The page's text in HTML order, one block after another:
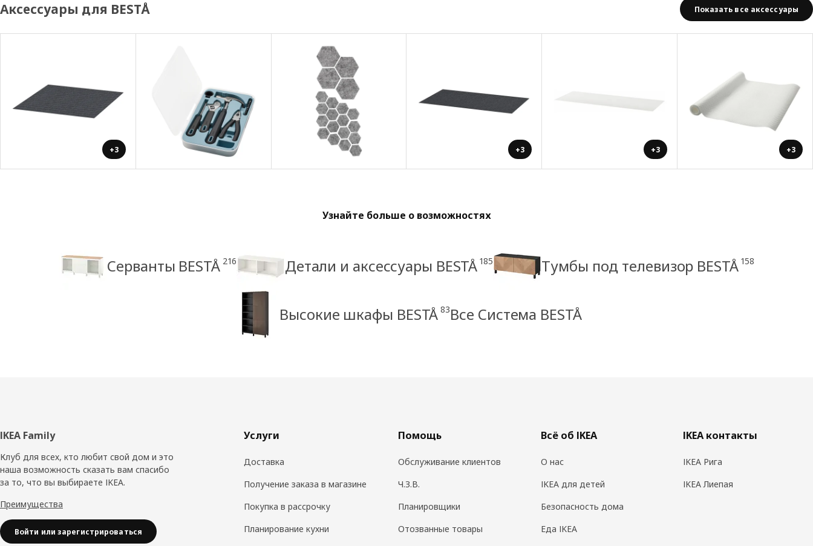
Аксессуары для BESTÅ Показать все аксессуары
+3 +3 +3 +3
Узнайте больше о возможностях
Серванты BESTÅ 216 Детали и аксессуары BESTÅ 185 Тумбы под телевизор BESTÅ 158
Высокие шкафы BESTÅ 83Все Система BESTÅ
Нижний
колонтитул
IKEA Family
Клуб для всех, кто любит свой дом и это
наша возможность сказать вам спасибо
за то, что вы выбираете IKEA.
Преимущества
Войти или зарегистрироваться
Услуги
Доставка
Получение заказа в магазине
Покупка в рассрочку
Планирование кухни
Помощь
Обслуживание клиентов
Ч.З.В.
Планировщики
Отозванные товары
Всё об IKEA
О нас
IKEA для детей
Безопасность дома
Еда IKEA
IKEA контакты
IKEA Рига
IKEA Лиепая